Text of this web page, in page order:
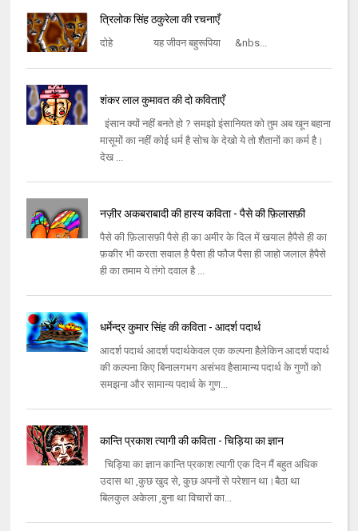
त्रिलोक सिंह ठकुरेला की रचनाएँ
दोहे यह जीवन बहुरूपिया &nbs...
शंकर लाल कुमावत की दो कविताएँ
इंसान क्यों नहीं बनते हो ? समझो इंसानियत को तुम अब खून बहाना
मासूमों का नहीं कोई धर्म है सोच के देखो ये तो शैतानों का कर्म है।
देख ...
नज़ीर अकबराबादी की हास्य कविता - पैसे की फ़िलासफ़ी
पैसे की फ़िलासफ़ी पैसे ही का अमीर के दिल में खयाल हैपैसे ही का
फ़कीर भी करता सवाल है पैसा ही फौज पैसा ही जाहो जलाल हैपैसे
ही का तमाम ये तंगो दवाल है ...
धर्मेन्द्र कुमार सिंह की कविता - आदर्श पदार्थ
आदर्श पदार्थ आदर्श पदार्थकेवल एक कल्पना हैलेकिन आदर्श पदार्थ
की कल्पना किए बिनालगभग असंभव हैसामान्य पदार्थ के गुणों को
समझना और सामान्य पदार्थ के गुण...
कान्ति प्रकाश त्यागी की कविता - चिड़िया का ज्ञान
चिड़िया का ज्ञान कान्ति प्रकाश त्यागी एक दिन मैं बहुत अधिक
उदास था ,कुछ खुद से, कु्छ अपनों से परेशान था।बैठा था
बिलकुल अकेला ,बुना था विचारों का...